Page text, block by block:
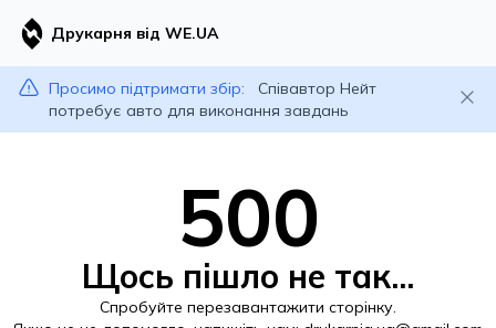
Друкарня від WE.UA
Просимо підтримати збір:
Співавтор Нейт
потребує авто для виконання завдань
500
Щось пішло не так...
Спробуйте перезавантажити сторінку.